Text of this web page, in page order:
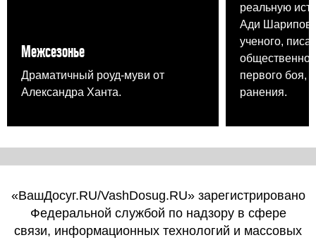
Межсезонье
Драматичный роуд-муви от
Александра Ханта.
реальную
Ади
ученого,
первого боя,
ранения.
«ВашДосуг.RU/VashDosug.RU» зарегистрировано
Федеральной службой по надзору в сфере
связи, информационных технологий и массовых